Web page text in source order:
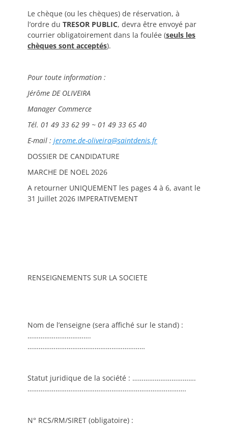
Le chèque (ou les chèques) de réservation, à
l’ordre du TRESOR PUBLIC, devra être envoyé par
courrier obligatoirement dans la foulée (seuls les
chèques sont acceptés).
Pour toute information :
Jérôme DE OLIVEIRA
Manager Commerce
Tél. 01 49 33 62 99 ~ 01 49 33 65 40
E-mail : jerome.de-oliveira@saintdenis.fr
DOSSIER DE CANDIDATURE
MARCHE DE NOEL 2026
A retourner UNIQUEMENT les pages 4 à 6, avant le
31 Juillet 2026 IMPERATIVEMENT
RENSEIGNEMENTS SUR LA SOCIETE
Nom de l’enseigne (sera affiché sur le stand) :
…………………………….
………………………………………………………
Statut juridique de la société : …………………………….
………………………………………………………………………….
N° RCS/RM/SIRET (obligatoire) :